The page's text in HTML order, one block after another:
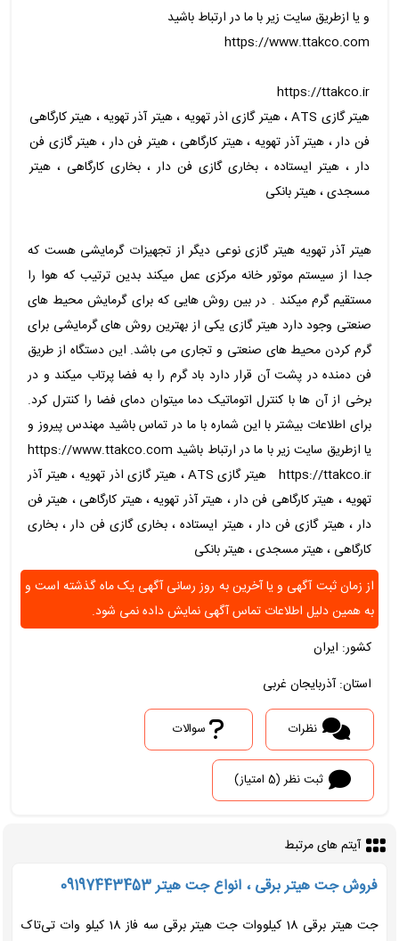
و یا ازطریق سایت زیر با ما در ارتباط باشید
https://www.ttakco.com
https://ttakco.ir
هیتر گازی ATS ، هیتر گازی اذر تهویه ، هیتر آذر تهویه ، هیتر کارگاهی
فن دار ، هیتر آذر تهویه ، هیتر کارگاهی ، هیتر فن دار ، هیتر گازی فن
دار ، هیتر ایستاده ، بخاری گازی فن دار ، بخاری کارگاهی ، هیتر
مسجدی ، هیتر بانکی
هیتر آذر تهویه هیتر گازی نوعی دیگر از تجهیزات گرمایشی هست که
جدا از سیستم موتور خانه مرکزی عمل میکند بدین ترتیب که هوا را
مستقیم گرم میکند . در بین روش هایی که برای گرمایش محیط های
صنعتی وجود دارد هیتر گازی یکی از بهترین روش های گرمایشی برای
گرم کردن محیط های صنعتی و تجاری می باشد. این دستگاه از طریق
فن دمنده در پشت آن قرار دارد باد گرم را به فضا پرتاب میکند و در
برخی از آن ها با کنترل اتوماتیک دما میتوان دمای فضا را کنترل کرد.
برای اطلاعات بیشتر با این شماره با ما در تماس باشید مهندس پیروز و
یا ازطریق سایت زیر با ما در ارتباط باشید https://www.ttakco.com
https://ttakco.ir هیتر گازی ATS ، هیتر گازی اذر تهویه ، هیتر آذر
تهویه ، هیتر کارگاهی فن دار ، هیتر آذر تهویه ، هیتر کارگاهی ، هیتر فن
دار ، هیتر گازی فن دار ، هیتر ایستاده ، بخاری گازی فن دار ، بخاری
کارگاهی ، هیتر مسجدی ، هیتر بانکی
از زمان ثبت آگهی و یا آخرین به روز رسانی آگهی یک ماه گذشته است و
به همین دلیل اطلاعات تماس آگهی نمایش داده نمی شود.
کشور: ایران
استان: آذربایجان غربی
نظرات سوالات
ثبت نظر (5 امتیاز)
آیتم های مرتبط
فروش جت هیتر برقی ، انواع جت هیتر 09197443453
جت هیتر برقی 18 کیلووات جت هیتر برقی سه فاز 18 کیلو وات تی‌تاک